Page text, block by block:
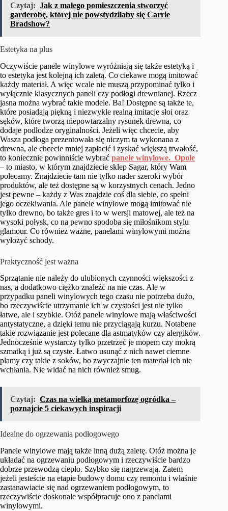
Czytaj: Jak z małego pomieszczenia stworzyć
garderobę, której nie powstydziłaby się Carrie
Bradshow?
Estetyka na plus
Oczywiście panele winylowe wyróżniają się także estetyką i
to estetyka jest kolejną ich zaletą. Co ciekawe mogą imitować
każdy materiał. A więc wcale nie muszą przypominać tylko i
wyłącznie klasycznych paneli czy podłogi drewnianej. Rzecz
jasna można wybrać takie modele. Ba! Dostępne są także te,
które posiadają piękną i niezwykle realną imitacje słoi oraz
sęków, które tworzą niepowtarzalny rysunek drewna, co
dodaje podłodze oryginalności. Jeżeli więc chcecie, aby
Wasza podłoga prezentowała się niczym ta wykonana z
drewna, ale chcecie mniej zapłacić i zyskać większą trwałość,
to koniecznie powinniście wybrać panele winylowe. Opole
– to miasto, w którym znajdziecie sklep Sagar, który Wam
polecamy. Znajdziecie tam nie tylko nader szeroki wybór
produktów, ale też dostępne są w korzystnych cenach. Jedno
jest pewne – każdy z Was znajdzie coś dla siebie, co spełni
jego oczekiwania. Ale panele winylowe mogą imitować nie
tylko drewno, bo także gres i to w wersji matowej, ale też na
wysoki połysk, co na pewno spodoba się miłośnikom stylu
glamour. Co również ważne, panelami winylowymi można
wyłożyć schody.
Praktyczność jest ważna
Sprzątanie nie należy do ulubionych czynności większości z
nas, a dodatkowo ciężko znaleźć na nie czas. Ale w
przypadku paneli winylowych tego czasu nie potrzeba dużo,
bo rzeczywiście utrzymanie ich w czystości jest nie tylko
łatwe, ale i szybkie. Otóż panele winylowe mają właściwości
antystatyczne, a dzięki temu nie przyciągają kurzu. Notabene
takie rozwiązanie jest polecane dla astmatyków czy alergików.
Jednocześnie wystarczy tylko przetrzeć je mopem czy mokrą
szmatką i już są czyste. Łatwo usunąć z nich nawet ciemne
plamy czy takie z soków, bo zwyczajnie ten materiał ich nie
wchłania. Nie widać na nich również smug.
Czytaj: Czas na wielką metamorfozę ogródka –
poznajcie 5 ciekawych inspiracji
Idealne do ogrzewania podłogowego
Panele winylowe mają także inną dużą zaletę. Otóż można je
układać na ogrzewaniu podłogowym i rzeczywiście bardzo
dobrze przewodzą ciepło. Szybko się nagrzewają. Zatem
jeżeli jesteście na etapie budowy domu czy remontu i właśnie
zastanawiacie się nad ogrzewaniem podłogowym, to
rzeczywiście doskonale współpracuje ono z panelami
winylowymi.